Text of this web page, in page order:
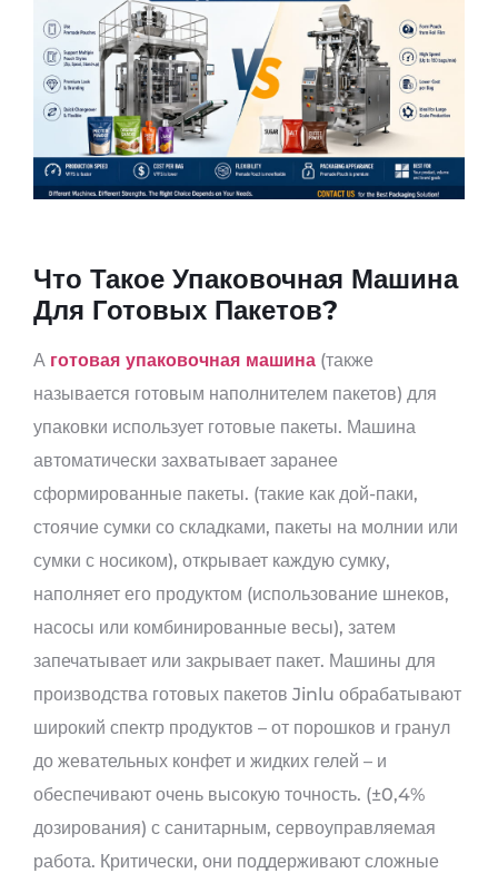
Что Такое Упаковочная Машина
Для Готовых Пакетов?
А готовая упаковочная машина (также
называется готовым наполнителем пакетов) для
упаковки использует готовые пакеты. Машина
автоматически захватывает заранее
сформированные пакеты. (такие как дой-паки,
стоячие сумки со складками, пакеты на молнии или
сумки с носиком), открывает каждую сумку,
наполняет его продуктом (использование шнеков,
насосы или комбинированные весы), затем
запечатывает или закрывает пакет. Машины для
производства готовых пакетов Jinlu обрабатывают
широкий спектр продуктов – от порошков и гранул
до жевательных конфет и жидких гелей – и
обеспечивают очень высокую точность. (±0,4%
дозирования) с санитарным, сервоуправляемая
работа. Критически, они поддерживают сложные